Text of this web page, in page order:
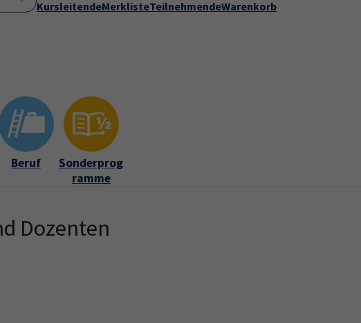
Kontakt Stadt Speyer zur DVV-Webseite
KursleitendeMerklisteTeilnehmendeWarenkorb
Beruf
Sonderprog
ramme
Dozenten